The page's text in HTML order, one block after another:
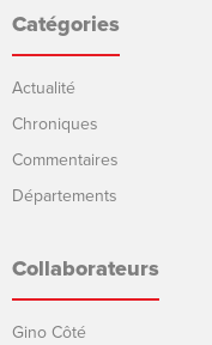
Catégories
Actualité
Chroniques
Commentaires
Départements
Collaborateurs
Gino Côté